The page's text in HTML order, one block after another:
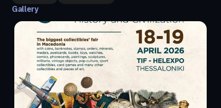
Gallery